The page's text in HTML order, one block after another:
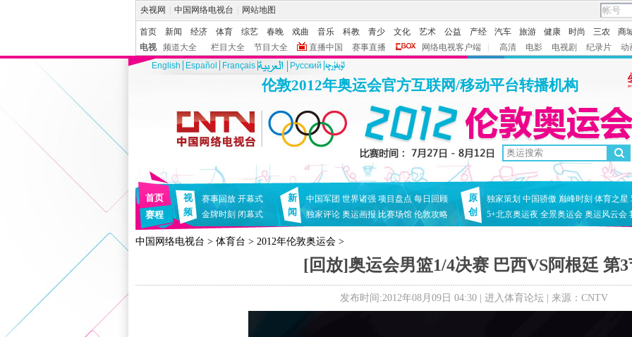
央视网 中国网络电视台 网站地图
首页 新闻 经济 体育 综艺 春晚 戏曲 音乐 科教 青少 文化 艺术 公益 产经 汽车 旅游 健康 时尚 三农
商
电视
频道大全 栏目大全 节目大全 直播中国 赛事直播 网络电视客户端 高清 电影 电视剧 纪录片
动
English
Español Français Pусский
伦敦2012年奥运会官方互联网/移动平台转播机构
首页
赛程
视
频
赛事回放 开幕式
金牌时刻 闭幕式
新
闻
中国军团 世界诸强 项目盘点 每日回顾
独家评论 奥运画报 比赛场馆 伦敦攻略
原
创
独家策划 中国骄傲 巅峰时刻 体育之星
5+北京奥运夜 全景奥运会 奥运风云会
中国网络电视台 > 体育台 > 2012年伦敦奥运会 >
[回放]奥运会男篮1/4决赛 巴西VS阿根廷 第3
发布时间:2012年08月09日 04:30 | 进入体育论坛 | 来源：CNTV